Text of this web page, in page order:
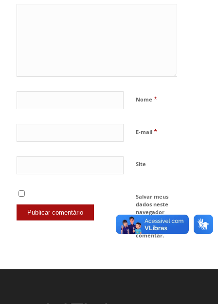
Nome *
E-mail *
Site
Salvar meus
dados neste
navegador
para a próxima
vez que eu
comentar.